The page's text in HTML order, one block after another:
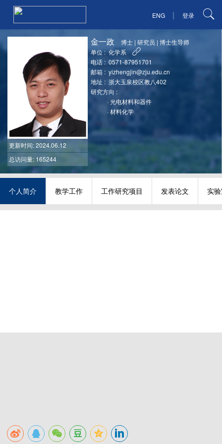
ENG | 登录
更新时间: 2024.06.12
总访问量: 165244
金一政 博士 |研究员 |博士生导师
单位 : 化学系
电话 : 0571-87951701
邮箱 : yizhengjin@zju.edu.cn
地址 : 浙大玉泉校区教八402
研究方向 :
·光电材料和器件
·材料化学
个人简介 教学工作 工作研究项目 发表论文 实